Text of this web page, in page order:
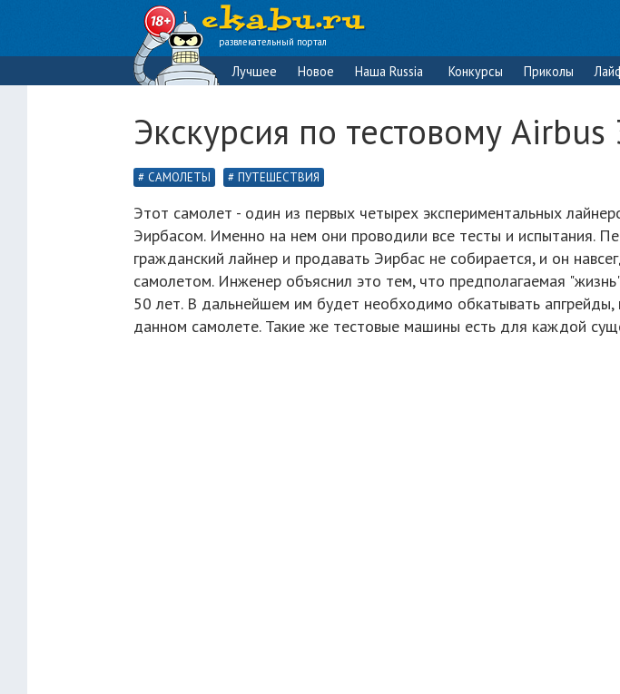
развлекательный портал
Лучшее Новое Наша Russia Конкурсы Приколы
Экскурсия по тестовому Airbus
САМОЛЕТЫ ПУТЕШЕСТВИЯ
Этот самолет - один из первых четырех экспериментальных
Эирбасом. Именно на нем они проводили все тесты и испытания.
гражданский лайнер и продавать Эирбас не собирается, и он
самолетом. Инженер объяснил это тем, что предполагаемая
50 лет. В дальнейшем им будет необходимо обкатывать апгрейды,
данном самолете. Такие же тестовые машины есть для каждой